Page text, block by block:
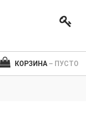
КОРЗИНА – ПУСТО